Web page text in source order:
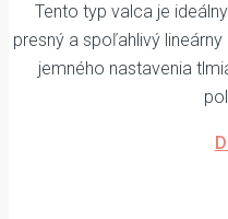
Tento typ valca je
presný a spoľahlivý
jemného nastavenia